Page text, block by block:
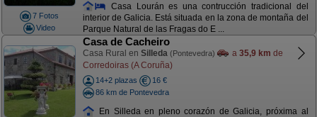
7 Fotos
Video
Casa Lourán es una contrucción tradicional del
interior de Galicia. Está situada en la zona de montaña del
Parque Natural de las Fragas do E ...
Casa de Cacheiro
Casa Rural en Silleda (Pontevedra) a 35,9 km de
Corredoiras (A Coruña)
14+2 plazas
16 €
86 km de Pontevedra
En Silleda en pleno corazón de Galicia, próxima al